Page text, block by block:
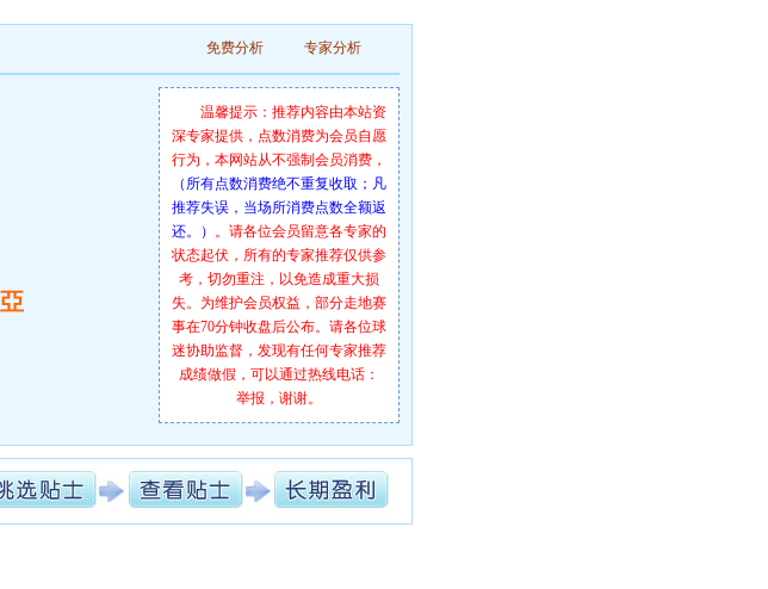
专家分析
免费分析
温馨提示：推荐内容由本站资
深专家提供，点数消费为会员自愿
行为，本网站从不强制会员消费，
（所有点数消费绝不重复收取；凡
推荐失误，当场所消费点数全额返
还。） 。请各位会员留意各专家的
状态起伏，所有的专家推荐仅供参
考，切勿重注，以免造成重大损
失。为维护会员权益，部分走地赛
事在70分钟收盘后公布。请各位球
迷协助监督，发现有任何专家推荐
成绩做假，可以通过热线电话：
举报，谢谢。